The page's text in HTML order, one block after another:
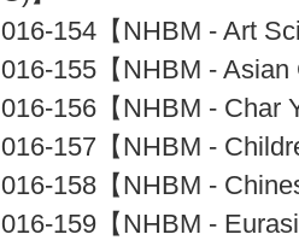
016-154【NHBM - Art
016-155【NHBM -
016-156【NHBM - Char
016-157【NHBM -
016-158【NHBM -
016-159【NHBM -